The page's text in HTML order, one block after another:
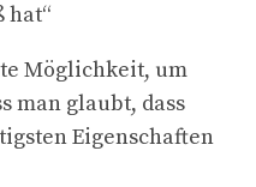
hat“
Möglichkeit, um
man glaubt, dass
Eigenschaften